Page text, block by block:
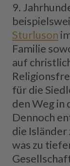
9.
Sturluson
Familie
auf
für die
den Weg in
Dennoch
die Isländer
was zu